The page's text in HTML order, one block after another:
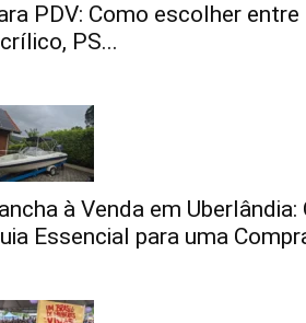
PDV: Como escolher entre
PS...
à Venda em Uberlândia:
Essencial para uma